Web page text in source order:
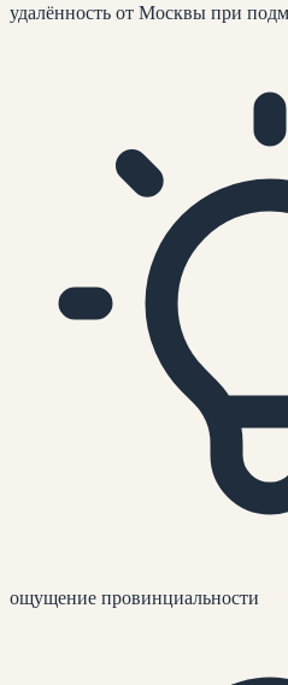
удалённость от Москвы при
ощущение провинциальности